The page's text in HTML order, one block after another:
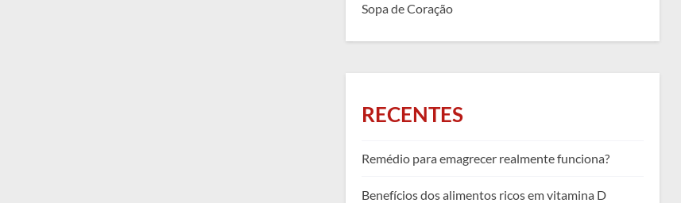
Sopa de Coração
RECENTES
Remédio para emagrecer realmente funciona?
Benefícios dos alimentos ricos em vitamina D